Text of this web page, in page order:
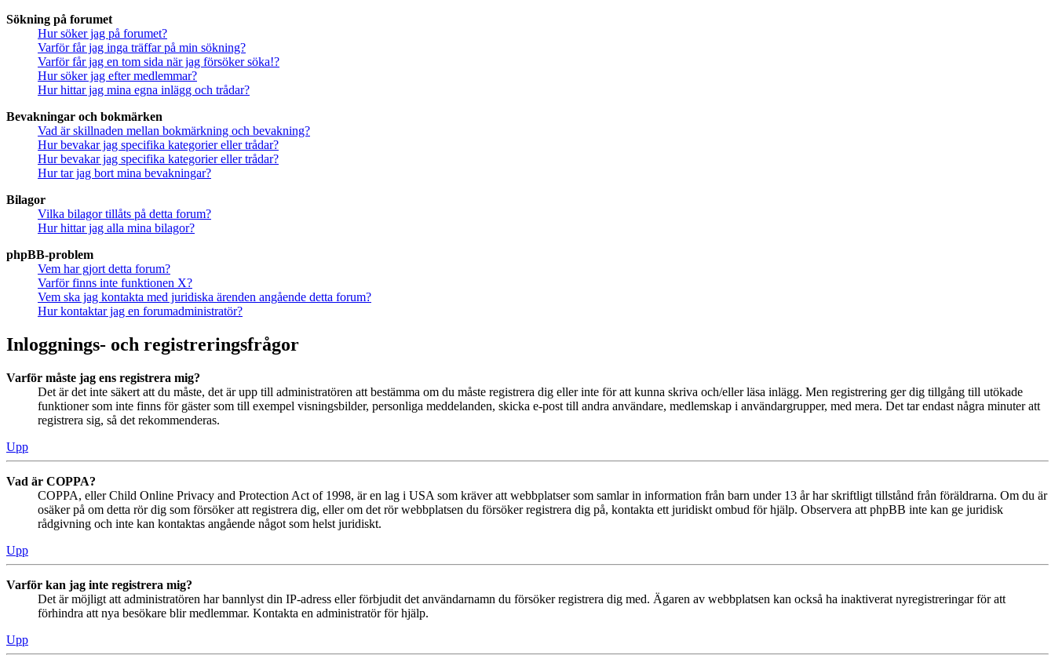
Sökning på forumet
Hur söker jag på forumet?
Varför får jag inga träffar på min sökning?
Varför får jag en tom sida när jag försöker söka!?
Hur söker jag efter medlemmar?
Hur hittar jag mina egna inlägg och trådar?
Bevakningar och bokmärken
Vad är skillnaden mellan bokmärkning och bevakning?
Hur bevakar jag specifika kategorier eller trådar?
Hur bevakar jag specifika kategorier eller trådar?
Hur tar jag bort mina bevakningar?
Bilagor
Vilka bilagor tillåts på detta forum?
Hur hittar jag alla mina bilagor?
phpBB-problem
Vem har gjort detta forum?
Varför finns inte funktionen X?
Vem ska jag kontakta med juridiska ärenden angående detta forum?
Hur kontaktar jag en forumadministratör?
Inloggnings- och registreringsfrågor
Varför måste jag ens registrera mig?
Det är det inte säkert att du måste, det är upp till administratören att bestämma om du måste registrera dig eller inte för att kunna skriva och/eller läsa inlägg. Men registrering ger dig tillgång till utökade
funktioner som inte finns för gäster som till exempel visningsbilder, personliga meddelanden, skicka e-post till andra användare, medlemskap i användargrupper, med mera. Det tar endast några minuter att
registrera sig, så det rekommenderas.
Upp
Vad är COPPA?
COPPA, eller Child Online Privacy and Protection Act of 1998, är en lag i USA som kräver att webbplatser som samlar in information från barn under 13 år har skriftligt tillstånd från föräldrarna. Om du är
osäker på om detta rör dig som försöker att registrera dig, eller om det rör webbplatsen du försöker registrera dig på, kontakta ett juridiskt ombud för hjälp. Observera att phpBB inte kan ge juridisk
rådgivning och inte kan kontaktas angående något som helst juridiskt.
Upp
Varför kan jag inte registrera mig?
Det är möjligt att administratören har bannlyst din IP-adress eller förbjudit det användarnamn du försöker registrera dig med. Ägaren av webbplatsen kan också ha inaktiverat nyregistreringar för att
förhindra att nya besökare blir medlemmar. Kontakta en administratör för hjälp.
Upp